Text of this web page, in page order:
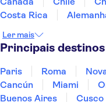
Vale do Douro
Costa Rica
Panamá
Peru
Ler mais
Principais destinos
Paris Roma
Cancún
Miami
Buenos Aires
Cusco